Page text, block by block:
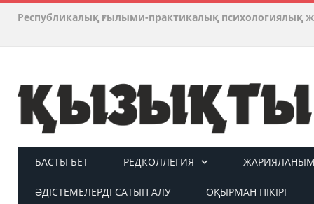
Республикалық ғылыми-практикалық психологиялық
БАСТЫ БЕТ РЕДКОЛЛЕГИЯ ЖАРИЯЛАНЫМ
ӘДІСТЕМЕЛЕРДІ САТЫП АЛУ ОҚЫРМАН ПІКІРІ